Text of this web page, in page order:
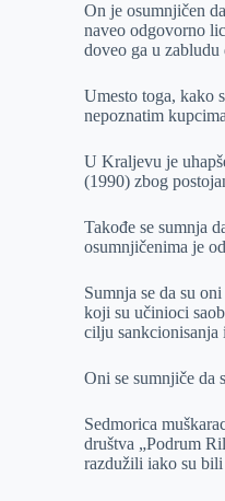
On je osumnjičen
naveo odgovorno
doveo ga u
Umesto toga, kako
nepoznatim
U Kraljevu je
(1990) zbog
Takođe se sumnja
osumnjičenima je
Sumnja se da su
koji su učinioci
cilju sankcionisanja
Oni se sumnjiče da
Sedmorica
društva „Podrum
razdužili iako su